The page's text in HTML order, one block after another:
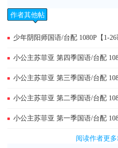
作者其他帖
少年阴阳师国语/台配 1080P【1-26
小公主苏菲亚 第四季国语/台配
小公主苏菲亚 第三季国语/台配
小公主苏菲亚 第二季国语/台配
小公主苏菲亚 第一季国语/台配
阅读作者更